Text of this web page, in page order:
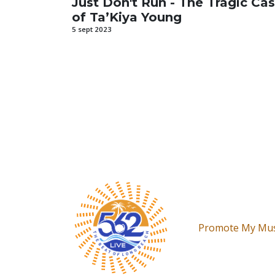
of Ta’Kiya Young
5 sept 2023
Promote My